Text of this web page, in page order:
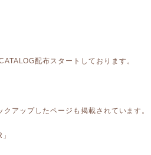
配布スタートしております。
アップしたページも掲載されています。